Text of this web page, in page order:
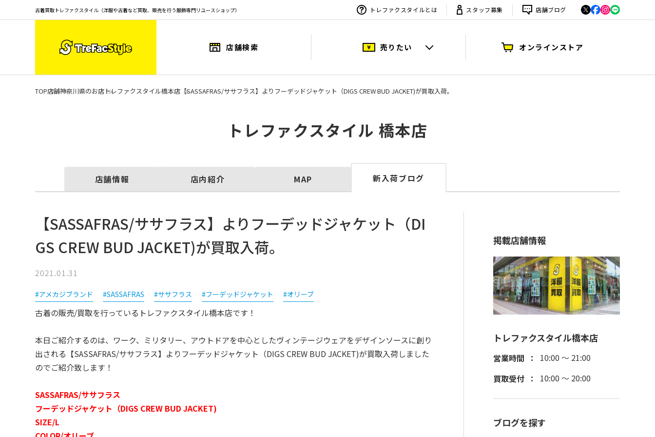
古着買取トレファクスタイル（洋服や古着など買取、販売を行う服飾専門リユースショップ） トレファクスタイルとは スタッフ募集 店舗ブログ
店舗検索 売りたい オンラインストア
TOP店舗神奈川県のお店 トレファクスタイル橋本店 【SASSAFRAS/ササフラス】よりフーデッドジャケット（DIGS CREW BUD JACKET)が買取入荷。
トレファクスタイル 橋本店
店舗情報 店内紹介 MAP 新入荷ブログ
【SASSAFRAS/ササフラス】よりフーデッドジャケット（DI
GS CREW BUD JACKET)が買取入荷。
2021.01.31
#アメカジブランド #SASSAFRAS #ササフラス #フーデッドジャケット #オリーブ
古着の販売/買取を行っているトレファクスタイル橋本店です！
本日ご紹介するのは、ワーク、ミリタリー、アウトドアを中心としたヴィンテージウェアをデザインソースに創り
出される【SASSAFRAS/ササフラス】よりフーデッドジャケット（DIGS CREW BUD JACKET)が買取入荷しました
のでご紹介致します！
SASSAFRAS/ササフラス
フーデッドジャケット（DIGS CREW BUD JACKET)
SIZE/L
掲載店舗情報
トレファクスタイル橋本店
営業時間
10:00 ～ 21:00
買取受付
10:00 ～ 20:00
ブログを探す